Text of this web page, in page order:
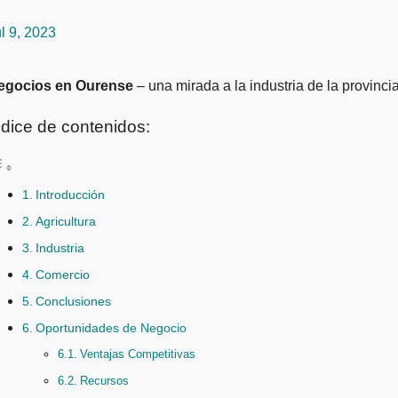
9, 2023
en Ourense – una mirada a la industria de la
de contenidos:
Introducción
Agricultura
Industria
Comercio
Conclusiones
Oportunidades de Negocio
Ventajas Competitivas
Recursos